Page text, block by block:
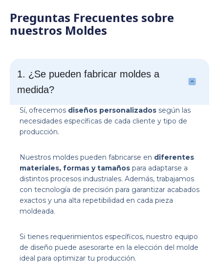
Preguntas Frecuentes sobre
nuestros Moldes
1. ¿Se pueden fabricar moldes a
medida?
Sí, ofrecemos diseños personalizados según las
necesidades específicas de cada cliente y tipo de
producción.
Nuestros moldes pueden fabricarse en diferentes
materiales, formas y tamaños para adaptarse a
distintos procesos industriales. Además, trabajamos
con tecnología de precisión para garantizar acabados
exactos y una alta repetibilidad en cada pieza
moldeada.
Si tienes requerimientos específicos, nuestro equipo
de diseño puede asesorarte en la elección del molde
ideal para optimizar tu producción.